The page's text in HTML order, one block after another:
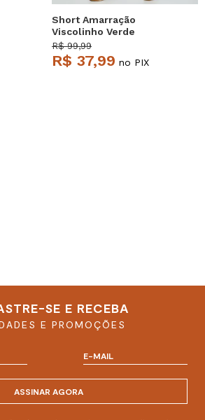
Short Amarração
Viscolinho Verde
Salvatore
R$ 99,99
R$ 37,99 no PIX
SE E RECEBA
E PROMOÇÕES
ASSINAR AGORA